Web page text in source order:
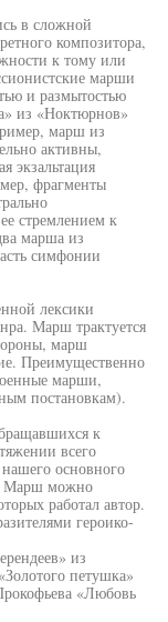
в сложной
композитора,
к тому или
марши
и размытостью
из «Ноктюрнов»
марш из
активны,
экзальтация
фрагменты
стремлением к
марша из
симфонии
лексики
Марш трактуется
марш
Преимущественно
марши,
постановкам).
к
всего
основного
Марш можно
работал автор.
героико-
из
петушка»
«Любовь